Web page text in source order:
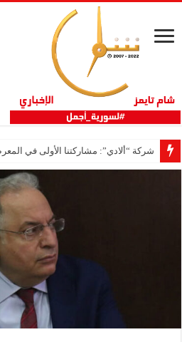
شركة “ألادي”: مشاركتنا الأولى في